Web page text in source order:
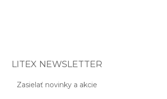
LITEX NEWSLETTER
Zasielať novinky a akcie